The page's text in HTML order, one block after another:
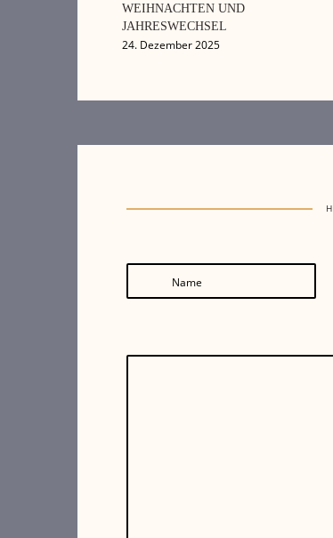
WEIHNACHTEN UND
JAHRESWECHSEL
24. Dezember 2025
Name